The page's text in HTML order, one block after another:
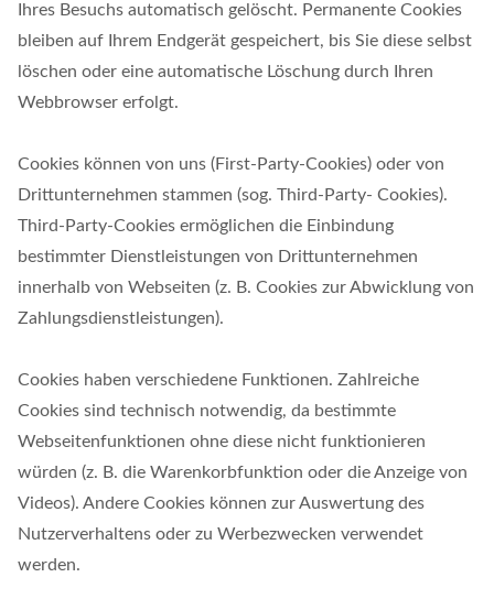
Ihres Besuchs automatisch gelöscht. Permanente Cookies
bleiben auf Ihrem Endgerät gespeichert, bis Sie diese selbst
löschen oder eine automatische Löschung durch Ihren
Webbrowser erfolgt.
Cookies können von uns (First-Party-Cookies) oder von
Drittunternehmen stammen (sog. Third-Party- Cookies).
Third-Party-Cookies ermöglichen die Einbindung
bestimmter Dienstleistungen von Drittunternehmen
innerhalb von Webseiten (z. B. Cookies zur Abwicklung von
Zahlungsdienstleistungen).
Cookies haben verschiedene Funktionen. Zahlreiche
Cookies sind technisch notwendig, da bestimmte
Webseitenfunktionen ohne diese nicht funktionieren
würden (z. B. die Warenkorbfunktion oder die Anzeige von
Videos). Andere Cookies können zur Auswertung des
Nutzerverhaltens oder zu Werbezwecken verwendet
werden.